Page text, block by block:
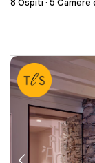
8 Ospiti· 5